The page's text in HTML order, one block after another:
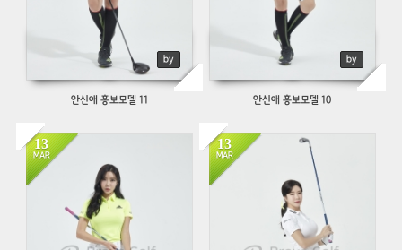
by
안신애 홍보모델 11
by
안신애 홍보모델 10
13
MAR
675 13
MAR
697